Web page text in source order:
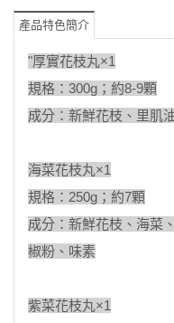
產品特色簡介
"厚實花枝丸×1
規格：300g；約8-9顆
成分：新鮮花枝、里肌
海菜花枝丸×1
規格：250g；約7顆
成分：新鮮花枝、海菜
椒粉、味素
紫菜花枝丸×1